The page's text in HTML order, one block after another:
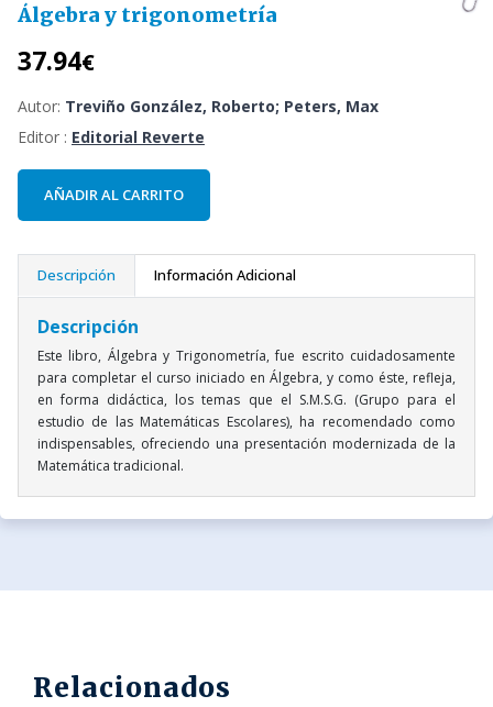
Álgebra y trigonometría
37.94€
Autor: Treviño González, Roberto; Peters, Max
Editor : Editorial Reverte
AÑADIR AL CARRITO
Descripción Información Adicional
Descripción
Este libro, Álgebra y Trigonometría, fue escrito cuidadosamente
para completar el curso iniciado en Álgebra, y como éste, refleja,
en forma didáctica, los temas que el S.M.S.G. (Grupo para el
estudio de las Matemáticas Escolares), ha recomendado como
indispensables, ofreciendo una presentación modernizada de la
Matemática tradicional.
Relacionados